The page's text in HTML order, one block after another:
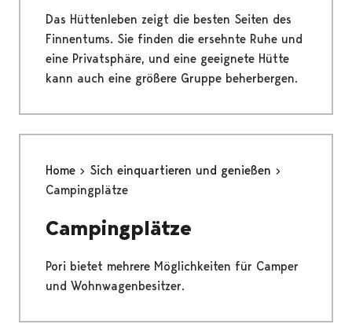
Das Hüttenleben zeigt die besten Seiten des
Finnentums. Sie finden die ersehnte Ruhe und
eine Privatsphäre, und eine geeignete Hütte
kann auch eine größere Gruppe beherbergen.
Home
Sich einquartieren und genießen
Campingplätze
Campingplätze
Pori bietet mehrere Möglichkeiten für Camper
und Wohnwagenbesitzer.